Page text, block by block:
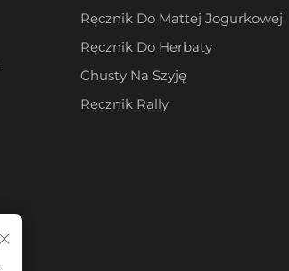
Ręcznik Do Mattej Jogurkowej
Ręcznik Do Herbaty
Chusty Na Szyję
Ręcznik Rally